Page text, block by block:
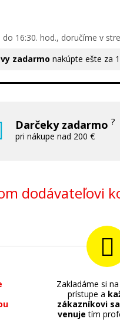
16:30. hod., doručíme v
zadarmo nakúpte ešte za
Darčeky zadarmo?
pri nákupe nad 200 €
dodávateľovi
Zakladáme si
prístupe a
zákazníkovi
venuje tím